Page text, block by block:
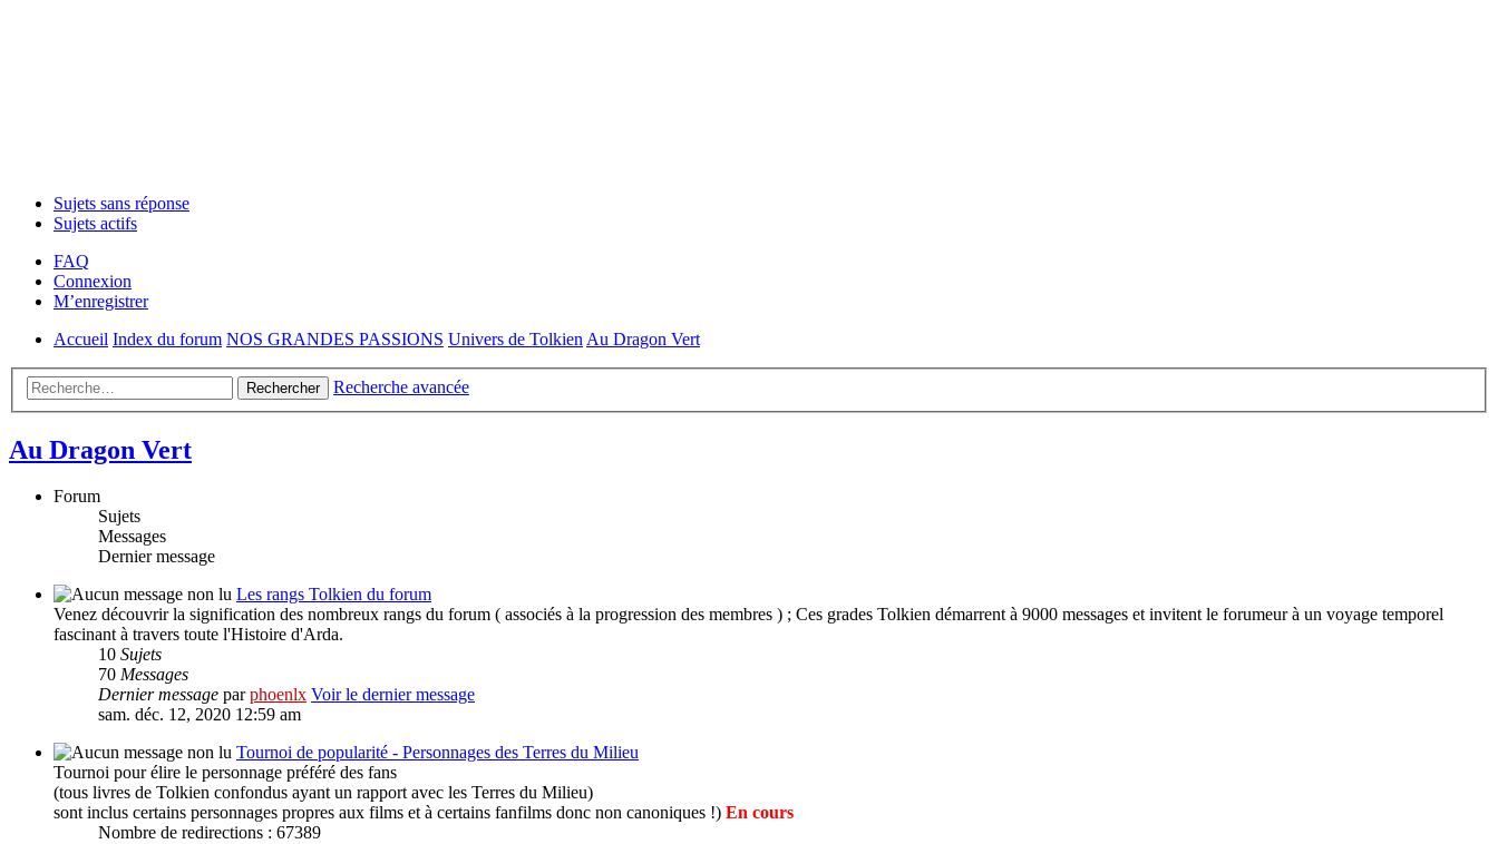
Sujets sans réponse
Sujets actifs
FAQ
Connexion
M’enregistrer
Accueil Index du forum NOS GRANDES PASSIONS Univers de Tolkien Au Dragon Vert
Rechercher Recherche avancée
Au Dragon Vert
Forum
Sujets
Messages
Dernier message
Les rangs Tolkien du forum
Venez découvrir la signification des nombreux rangs du forum ( associés à la progression des membres ) ; Ces grades Tolkien démarrent à 9000 messages et invitent le forumeur à un voyage temporel
fascinant à travers toute l'Histoire d'Arda.
10 Sujets
70 Messages
Dernier message parphoenlx Voir le dernier message
sam. déc. 12, 2020 12:59 am
Tournoi de popularité - Personnages des Terres du Milieu
Tournoi pour élire le personnage préféré des fans
(tous livres de Tolkien confondus ayant un rapport avec les Terres du Milieu)
sont inclus certains personnages propres aux films et à certains fanfilms donc non canoniques !) En cours
Nombre de redirections : 67389